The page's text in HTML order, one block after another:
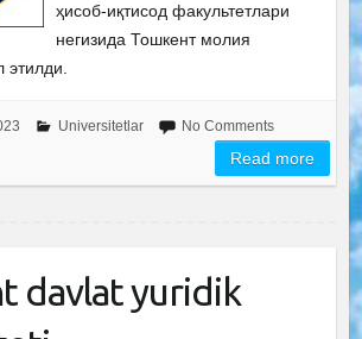
ҳисоб-иқтисод факультетлари
негизида Тошкент молия
этилди.
Universitetlar No Comments
Read more
davlat yuridik